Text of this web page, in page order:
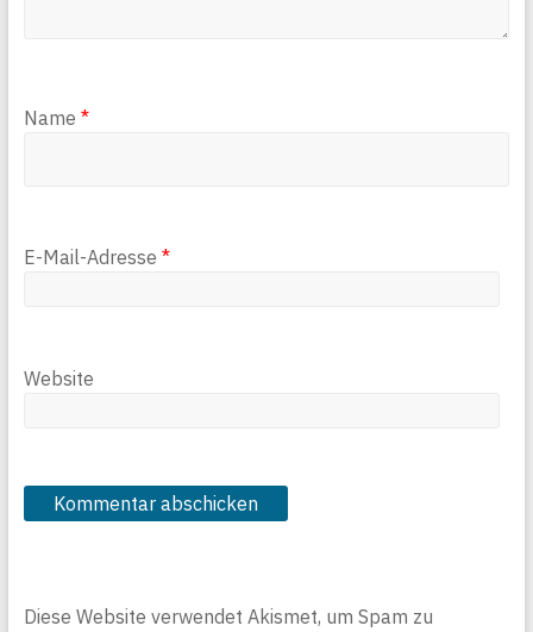
Name *
E-Mail-Adresse *
Website
Diese Website verwendet Akismet, um Spam zu